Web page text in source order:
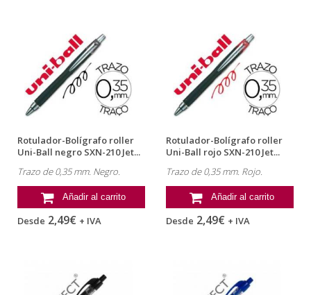
Rotulador-Bolígrafo roller
Uni-Ball negro SXN-210 Jet...
Trazo de 0,35 mm. Negro.
Añadir al carrito
Desde 2,49€ + IVA
Rotulador-Bolígrafo roller
Uni-Ball rojo SXN-210 Jet...
Trazo de 0,35 mm. Rojo.
Añadir al carrito
Desde 2,49€ + IVA